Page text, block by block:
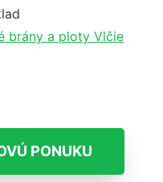
brány a ploty Vlčie
PONUKU